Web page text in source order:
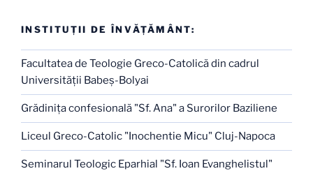
INSTITUŢII DE ÎNVĂŢĂMÂNT:
Facultatea de Teologie Greco-Catolică din cadrul
Universităţii Babeş-Bolyai
Grădiniţa confesională "Sf. Ana" a Surorilor Baziliene
Liceul Greco-Catolic "Inochentie Micu" Cluj-Napoca
Seminarul Teologic Eparhial "Sf. Ioan Evanghelistul"